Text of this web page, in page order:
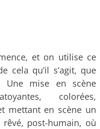
et on utilise ce
cela qu’il s’agit, que
Une mise en scène
colorées,
mettant en scène un
post-humain, où